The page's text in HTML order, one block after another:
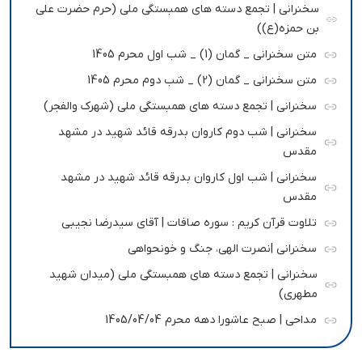
سخنرانی | تجمع دسته های همبستگی ملی (حرم حضرت علی
بن حمزه(ع))
متن سخنرانی _ گمان (1) _ شب اول محرم 1405
متن سخنرانی _ گمان (2) _ شب دوم محرم 1405
سخنرانی | تجمع دسته های همبستگی ملی (شهرک والفجر)
سخنرانی | شب دوم کاروان بدرقه قائد شهید در مشهد
مقدس
سخنرانی | شب اول کاروان بدرقه قائد شهید در مشهد
مقدس
تلاوت قرآن کریم : سوره صافات | آقای سیدرضا نجیبی
سخنرانی |نصرت الهی، جنگ و خونحواهی
سخنرانی | تجمع دسته های همبستگی ملی (میدان شهید
مطهری)
مداحی | صبح عاشورا دهه محرم 1405/04/04